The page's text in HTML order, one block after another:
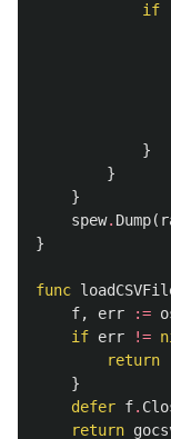
if
}
}
}
spew. Dump(
}
func
f, err :=
if err !=
return
}
defer f.
return